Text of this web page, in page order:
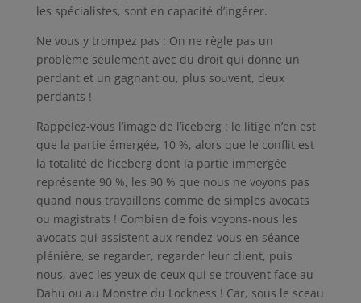
les spécialistes, sont en capacité d’ingérer.
Ne vous y trompez pas : On ne règle pas un
problème seulement avec du droit qui donne un
perdant et un gagnant ou, plus souvent, deux
perdants !
Rappelez-vous l’image de l’iceberg : le litige n’en est
que la partie émergée, 10 %, alors que le conflit est
la totalité de l’iceberg dont la partie immergée
représente 90 %, les 90 % que nous ne voyons pas
quand nous travaillons comme de simples avocats
ou magistrats ! Combien de fois voyons-nous les
avocats qui assistent aux rendez-vous en séance
plénière, se regarder, regarder leur client, puis
nous, avec les yeux de ceux qui se trouvent face au
Dahu ou au Monstre du Lockness ! Car, sous le sceau